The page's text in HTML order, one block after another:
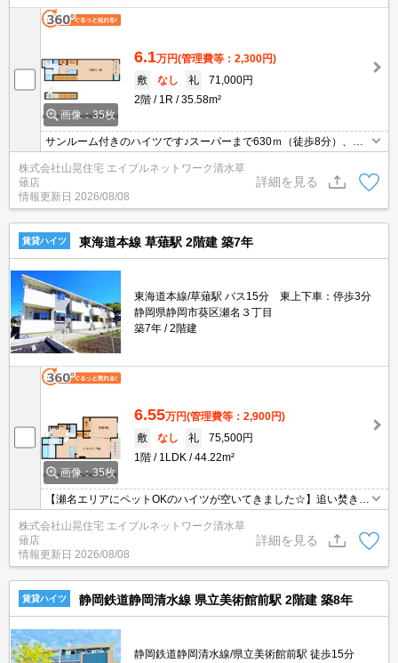
画像：35枚
6.1万円(管理費等：2,300円)
敷
なし 礼
71,000円
2階
1R 35.58m²
サンルーム付きのハイツです♪スーパーまで630ｍ（徒歩8分）、ド
ラッグストアまで100ｍ（徒歩2分）、コンビニまで430ｍ（徒歩6
分）と買い物がとっても便利です。設備もエアコン、追炊機能、浴
室乾燥機、ＴＶモニターホン、照明など設備充実です。お一人暮ら
しで、急な雨でも洗濯物が安心なサンルームタイプがとっても魅力
的です。
株式会社山晃住宅 エイブルネットワーク清水草
薙店
情報更新日 2026/08/08
詳細を見る
賃貸ハイツ 東海道本線 草薙駅 2階建 築7年
東海道本線/草薙駅 バス15分 東上下車：停歩3分
静岡県静岡市葵区瀬名３丁目
築7年
2階建
画像：35枚
6.55万円(管理費等：2,900円)
敷
なし 礼
75,500円
1階
1LDK 44.22m²
【瀬名エリアにペットOKのハイツが空いてきました☆】追い焚き、
シャンプードレッサー、TVモニターホン、浴室乾燥などの設備はも
ちろん！なんと、エアコン２台付き！グリル付き3口コンロのシス
テムキッチン。さらに都市ガスでランニングコストも抑えられて毎
日お料理したくなりますね♪インターネット無料にもなっていて快適
生活♪
株式会社山晃住宅 エイブルネットワーク清水草
薙店
情報更新日 2026/08/08
詳細を見る
賃貸ハイツ 静岡鉄道静岡清水線 県立美術館前駅 2階建 築8年
静岡鉄道静岡清水線/県立美術館前駅 徒歩15分